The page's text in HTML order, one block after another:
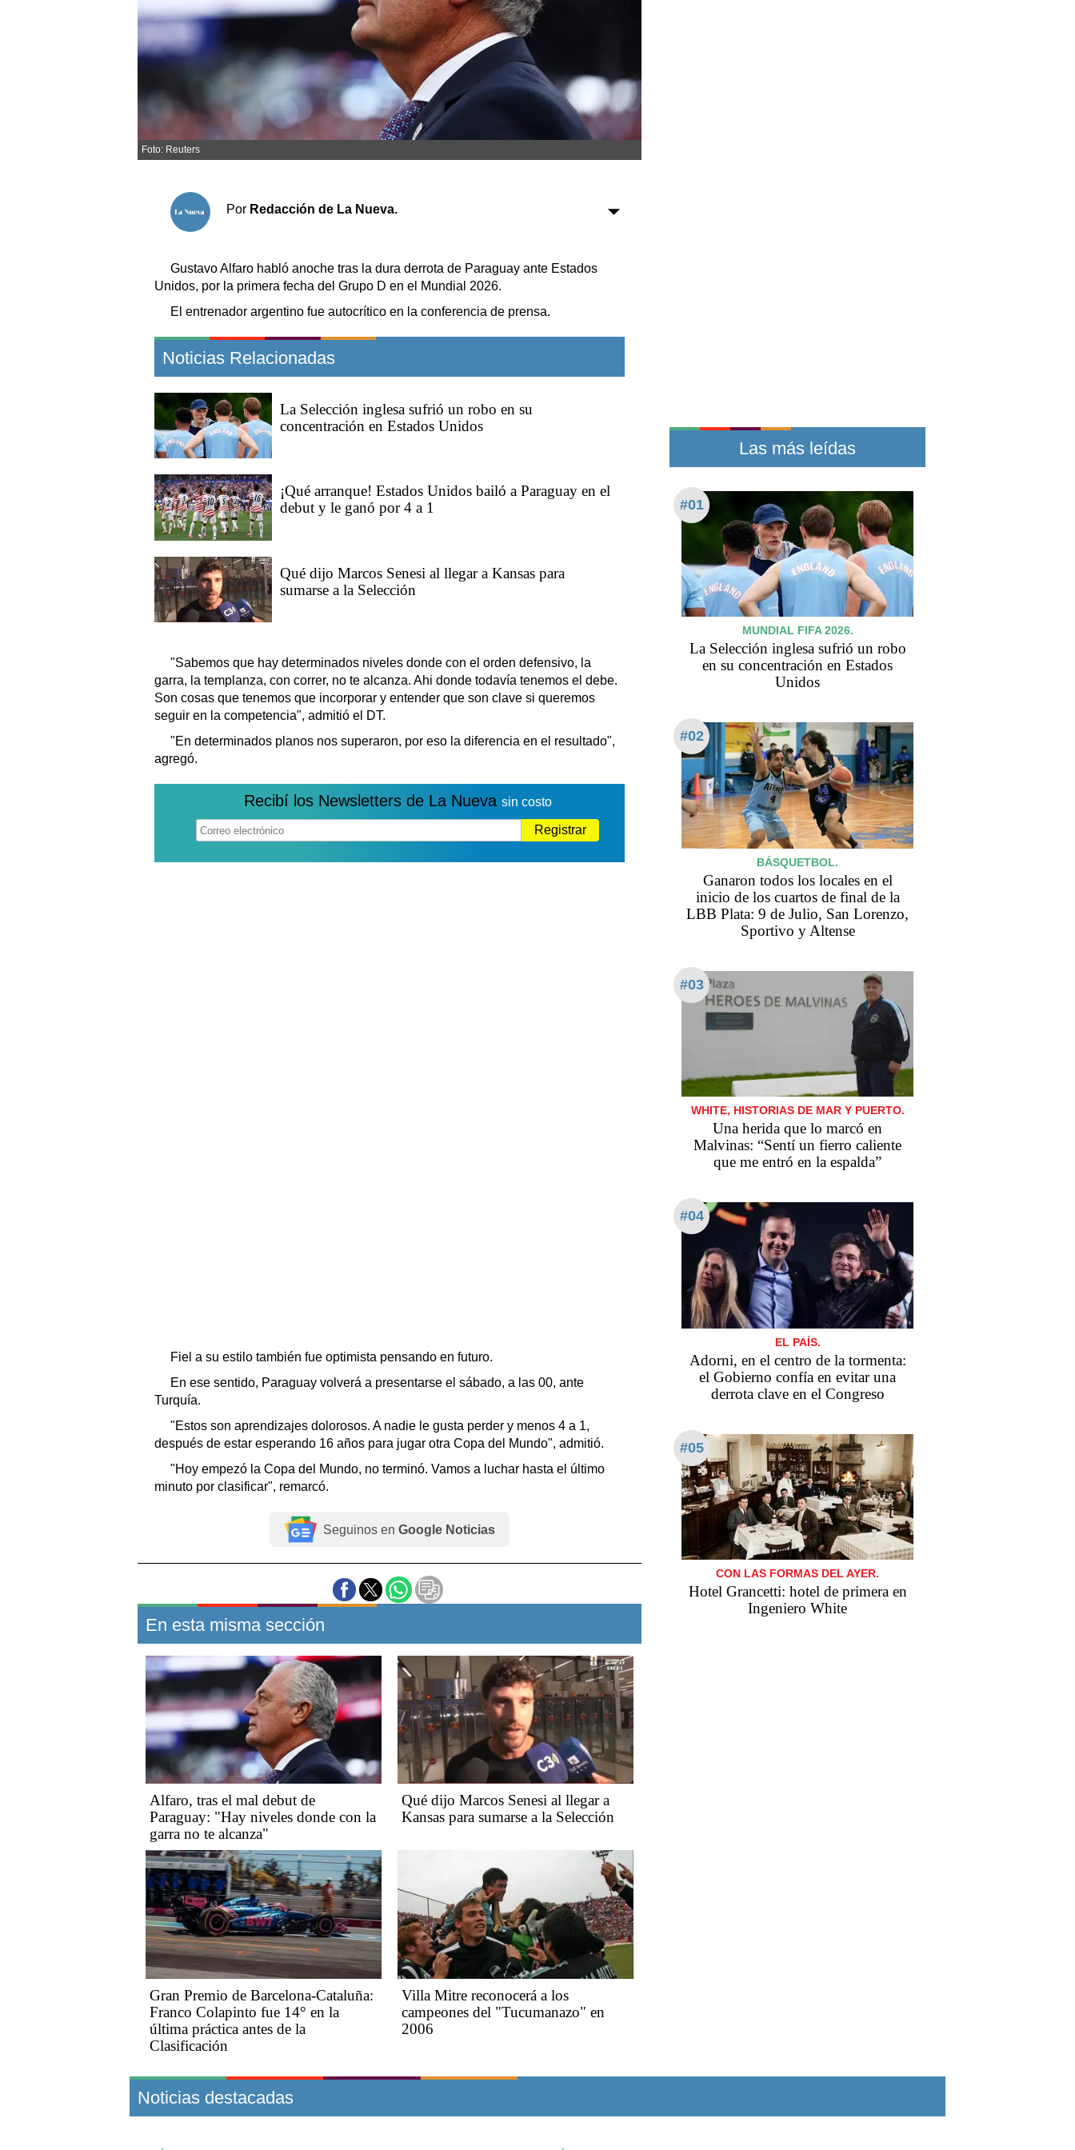
Sociedad y tiempo libre
Sociedad
Tecnología
Turismo
Salud
Es viral
El tiempo
Fúnebres
Horóscopo
Suplementos
Loterías
Edictos
Foto: Reuters
Por Redacción de La Nueva.
Gustavo Alfaro habló anoche tras la dura derrota de Paraguay ante Estados
Unidos, por la primera fecha del Grupo D en el Mundial 2026.
El entrenador argentino fue autocrítico en la conferencia de prensa.
Noticias Relacionadas
La Selección inglesa sufrió un robo en su
concentración en Estados Unidos
¡Qué arranque! Estados Unidos bailó a Paraguay en el
debut y le ganó por 4 a 1
Qué dijo Marcos Senesi al llegar a Kansas para
sumarse a la Selección
"Sabemos que hay determinados niveles donde con el orden defensivo, la
garra, la templanza, con correr, no te alcanza. Ahi donde todavía tenemos el debe.
Son cosas que tenemos que incorporar y entender que son clave si queremos
seguir en la competencia", admitió el DT.
"En determinados planos nos superaron, por eso la diferencia en el resultado",
agregó.
Recibí los Newsletters de La Nueva sin costo
Registrar
Fiel a su estilo también fue optimista pensando en futuro.
En ese sentido, Paraguay volverá a presentarse el sábado, a las 00, ante
Turquía.
"Estos son aprendizajes dolorosos. A nadie le gusta perder y menos 4 a 1,
después de estar esperando 16 años para jugar otra Copa del Mundo", admitió.
"Hoy empezó la Copa del Mundo, no terminó. Vamos a luchar hasta el último
minuto por clasificar", remarcó.
Seguinos en Google Noticias
En esta misma sección
Alfaro, tras el mal debut de
Paraguay: "Hay niveles donde con la
garra no te alcanza"
Qué dijo Marcos Senesi al llegar a
Kansas para sumarse a la Selección
Gran Premio de Barcelona-Cataluña:
Franco Colapinto fue 14° en la
última práctica antes de la
Clasificación
Villa Mitre reconocerá a los
campeones del "Tucumanazo" en
2006
Las más leídas
#01
MUNDIAL FIFA 2026.
La Selección inglesa sufrió un robo
en su concentración en Estados
Unidos
#02
BÁSQUETBOL.
Ganaron todos los locales en el
inicio de los cuartos de final de la
LBB Plata: 9 de Julio, San Lorenzo,
Sportivo y Altense
#03
WHITE, HISTORIAS DE MAR Y PUERTO.
Una herida que lo marcó en
Malvinas: “Sentí un fierro caliente
que me entró en la espalda”
#04
EL PAÍS.
Adorni, en el centro de la tormenta:
el Gobierno confía en evitar una
derrota clave en el Congreso
#05
CON LAS FORMAS DEL AYER.
Hotel Grancetti: hotel de primera en
Ingeniero White
Noticias destacadas